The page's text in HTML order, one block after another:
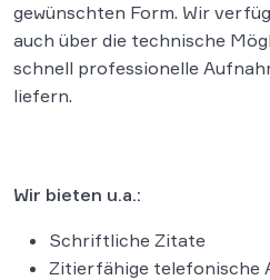
gewünschten Form. Wir
auch über die technische
schnell professionelle
liefern.
Wir bieten u.a.:
Schriftliche Zitate
Zitierfähige telefonische